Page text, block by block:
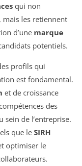
qui non
les retiennent
d’une marque
potentiels.
profils qui
est fondamental.
et de croissance
des
sein de l’entreprise.
que le SIRH
optimiser le